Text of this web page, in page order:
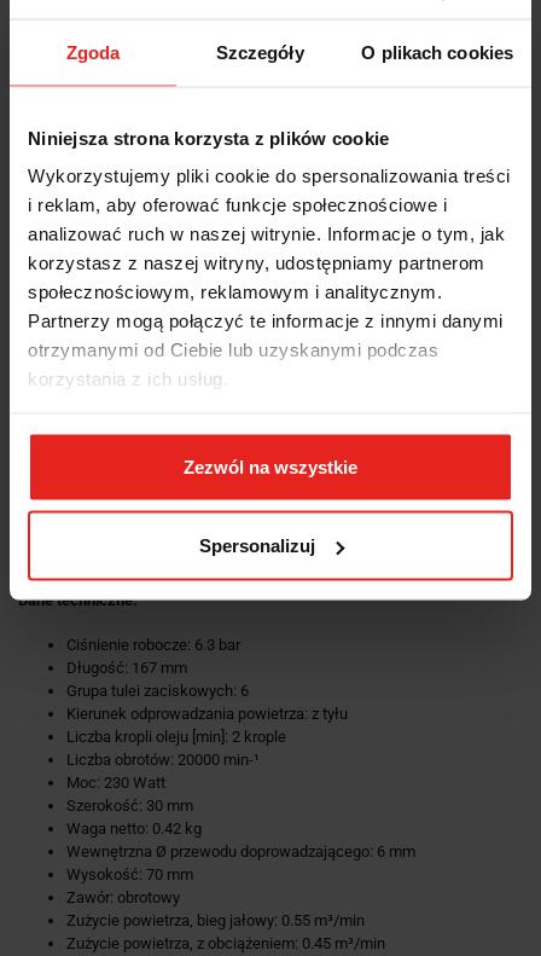
Zgoda Szczegóły O plikach cookies
Niniejsza strona korzysta z plików cookie
Wykorzystujemy pliki cookie do spersonalizowania treści
i reklam, aby oferować funkcje społecznościowe i
analizować ruch w naszej witrynie. Informacje o tym, jak
korzystasz z naszej witryny, udostępniamy partnerom
społecznościowym, reklamowym i analitycznym.
Partnerzy mogą połączyć te informacje z innymi danymi
otrzymanymi od Ciebie lub uzyskanymi podczas
korzystania z ich usług.
Zezwól na wszystkie
Spersonalizuj
80205038 Pferd
Wyjście powietrza napędu pneumatycznego znajduje się z tyłu.
Napęd pneumatyczny z wąską głowicą kątową jest idealny do
pracy w trudno dostępnych miejscach. Musi być eksploatowany z
olejem.
Napęd wyposażony jest w zawór obrotowy.
Zalety:
Brak wirowania pyłu po stronie obrabianego elementu.
Poręczna dzięki kompaktowej konstrukcji.
Napęd w wersji z zaworem obrotowym jest przystosowany do
dłuższej pracy.
prędkości kroplenia oleju.
Zawartość / zakres dostawy:Przewód odprowadzający 1 m i przewód
doprowadzający 2,5 m z zewnętrznym gwintem 1/4" i szybkozłączem
męskim z gwintem (STGI), tuleją zaciskową 6 mm, 2 klucze.
Dane techniczne:
Ciśnienie robocze: 6.3 bar
Długość: 167 mm
Grupa tulei zaciskowych: 6
Kierunek odprowadzania powietrza: z tyłu
Liczba kropli oleju [min]: 2 krople
Liczba obrotów: 20000 min-¹
Moc: 230 Watt
Szerokość: 30 mm
Waga netto: 0.42 kg
Wewnętrzna Ø przewodu doprowadzającego: 6 mm
Wysokość: 70 mm
Zawór: obrotowy
Zużycie powietrza, bieg jałowy: 0.55 m³/min
Zużycie powietrza, z obciążeniem: 0.45 m³/min